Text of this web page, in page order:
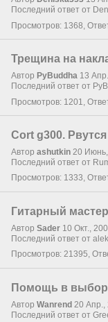
Последний ответ от
Просмотров: 1368,
Трещина на
Автор PyBuddha 13
Последний ответ от
Просмотров: 1201,
Cort g300.
Автор ashutkin 20
Последний ответ от
Просмотров: 1333,
Гитарный
Автор Sader 10 Окт.,
Последний ответ от
Просмотров: 21395,
Помощь в
Автор Wanrend 20 Апр.,
Последний ответ от